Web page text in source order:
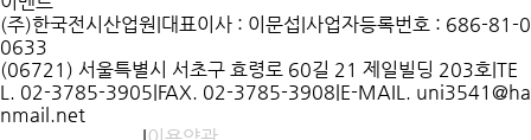
(주)한국전시산업원 |대표이사 : 이문섭|사업자등록번호 : 686-81-0
0633
(06721) 서울특별시 서초구 효령로 60길 21 제일빌딩 203호|TE
L. 02-3785-3905|FAX. 02-3785-3908|E-MAIL. uni3541@ha
nmail.net